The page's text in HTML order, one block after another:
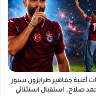
أغنية جماهير طرابزون سبور
صلاح.. استقبال استثنائي